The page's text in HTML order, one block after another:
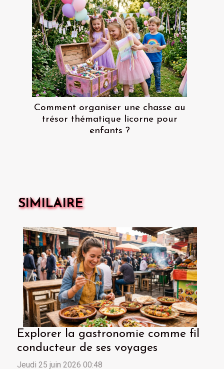
Comment organiser une chasse au
trésor thématique licorne pour
enfants ?
SIMILAIRE
Explorer la gastronomie comme fil
conducteur de ses voyages
Jeudi 25 juin 2026 00:48